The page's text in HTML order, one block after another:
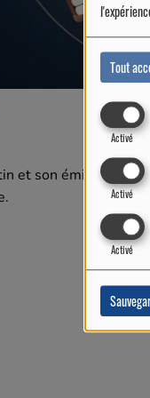
Tout
Activé
Activé
Activé
et son émission